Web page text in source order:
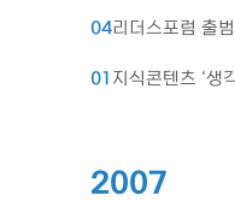
04리더스포럼 출범
01 지식콘텐츠 ‘생
2007